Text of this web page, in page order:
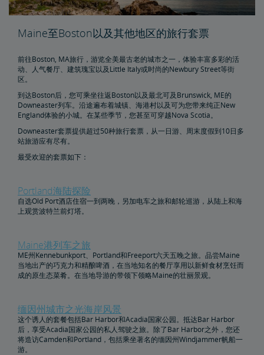
滑雪之旅—Montana西北部
乘坐列车探索大峡谷
乘坐列车前往DC
一起登上火车，来一次家庭旅行
Maine至Boston以及其他地区的旅行套票
前往Boston, MA旅行，游览全美最古老的城市之一，体验丰富多彩的活
动、人气餐厅、建筑瑰宝以及Little Italy或时尚的Newbury Street等街
区。
到达Boston后，您可乘坐往返Boston以及最北可及Brunswick, ME的
Downeaster列车。沿途遍布着城镇、海港村以及可为您带来纯正New
England体验的小城。在某些季节，您甚至可穿越Nova Scotia。
Downeaster套票提供超过50种旅行套票，从一日游、周末度假到10日多
站旅游应有尽有。
最受欢迎的套票如下：
Portland海陆探险
自选Old Port酒店住宿一到两晚，另加电车之旅和邮轮巡游，从陆上和海
上观赏波特兰前灯塔。
Maine港列车之旅
ME州Kennebunkport、Portland和Freeport六天五晚之旅。品尝Maine
当地出产的巧克力和精酿啤酒，在当地知名的餐厅享用以新鲜食材烹饪而
成的原生态菜肴。在当地导游的带领下领略Maine的壮丽景观。
缅因州城市之光海岸风景
这个诱人的套餐包括Bar Harbor和Acadia国家公园。抵达Bar Harbor
后，享受Acadia国家公园的私人驾驶之旅。除了Bar Harbor之外，您还
将造访Camden和Portland，包括乘坐著名的缅因州Windjammer帆船一
游。